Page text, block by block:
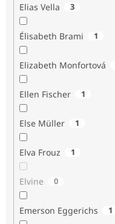
Elias Vella 3
Élisabeth Brami 1
Elizabeth Monfortová
Ellen Fischer 1
Else Müller 1
Elva Frouz 1
Elvine 0
Emerson Eggerichs 1